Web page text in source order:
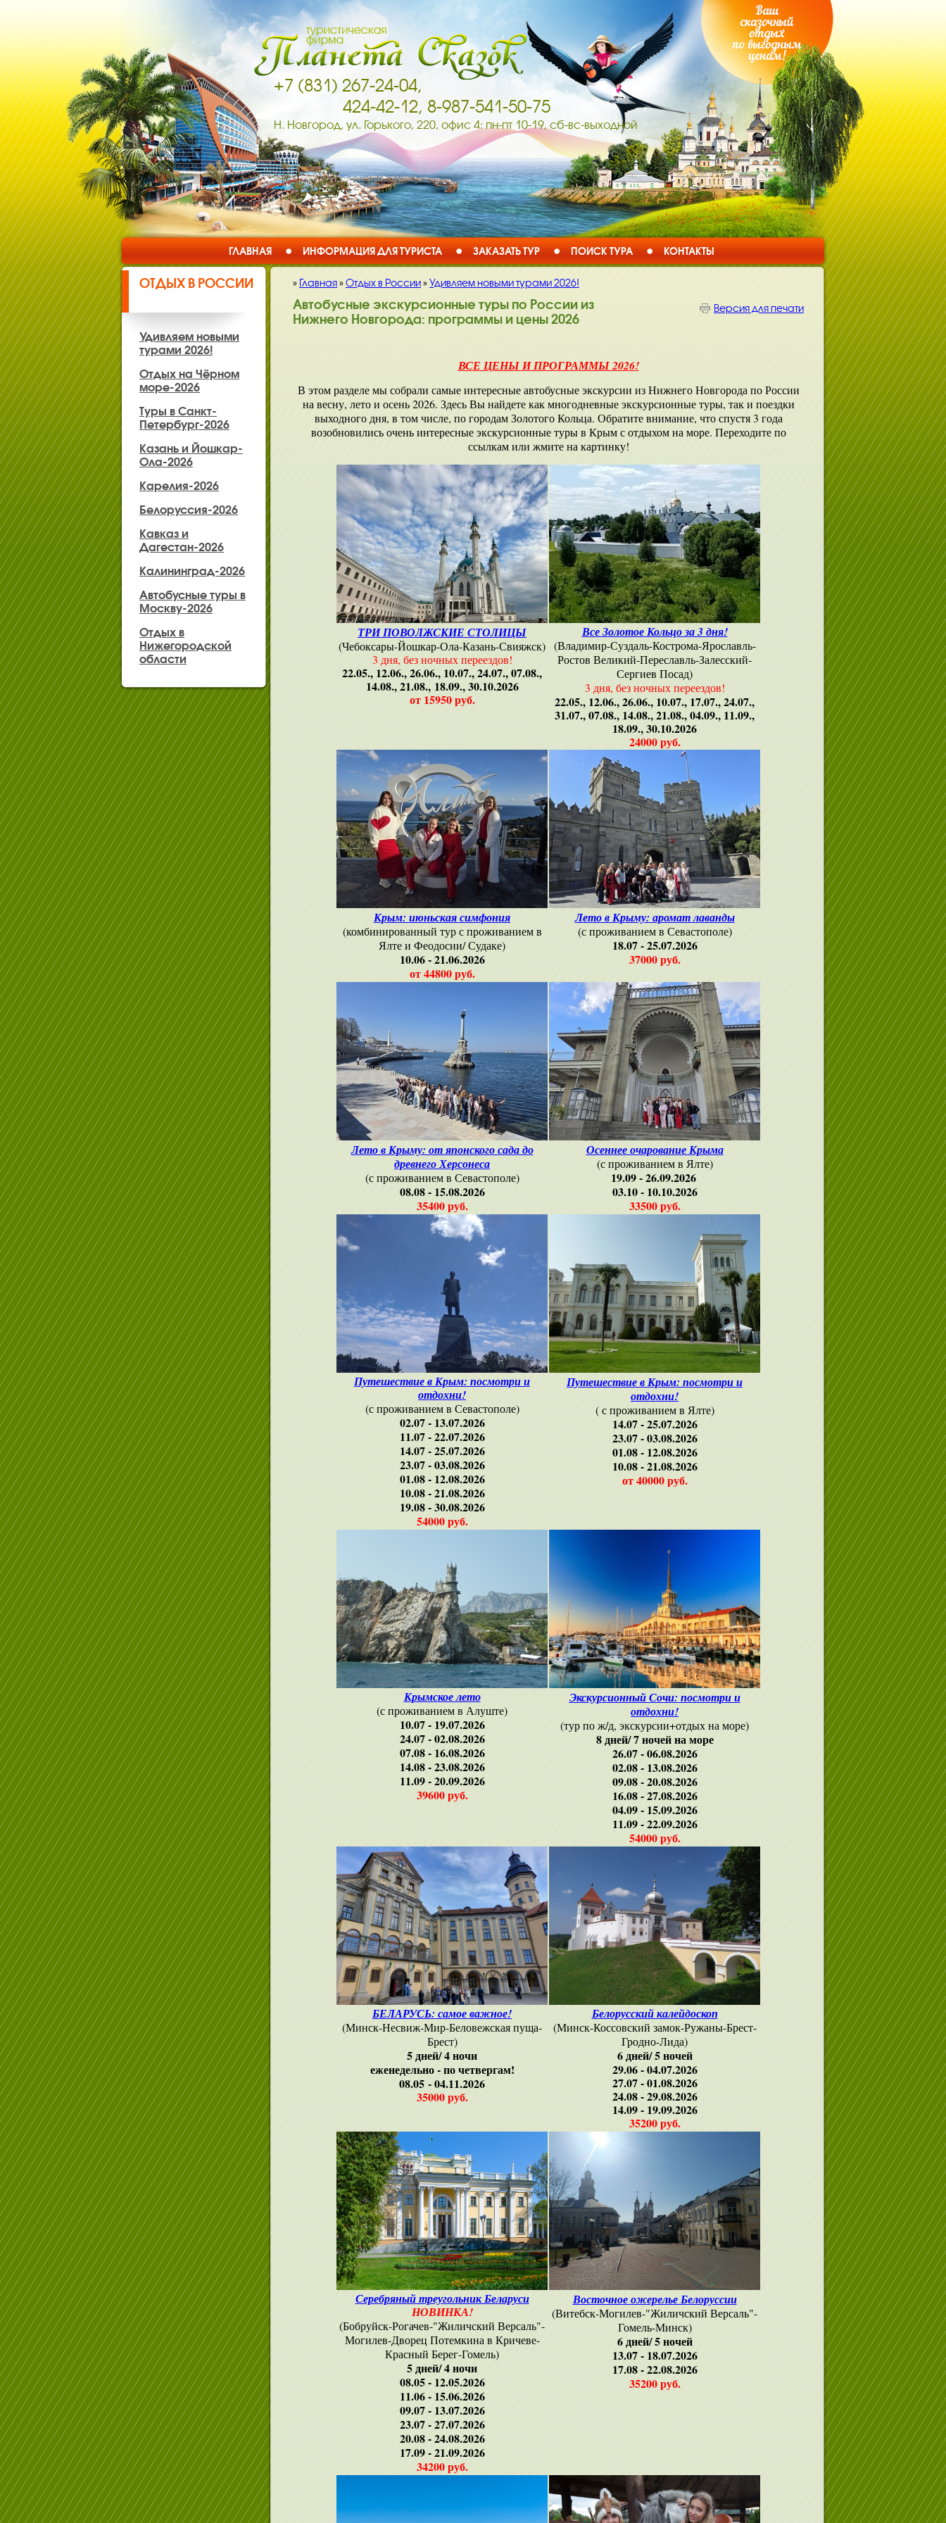
+7 (831) 267-24-04,
424-42-12, 8-987-541-50-75
Н. Новгород, ул. Горького, 220, офис 4: пн-пт 10-19, сб-вс-выходной
ГЛАВНАЯ ИНФОРМАЦИЯ ДЛЯ ТУРИСТА ЗАКАЗАТЬ ТУР ПОИСК ТУРА КОНТАКТЫ
ОТДЫХ В РОССИИ
Удивляем новыми
турами 2026!
Отдых на Чёрном
море-2026
Туры в Санкт-
Петербург-2026
Казань и Йошкар-
Ола-2026
Карелия-2026
Белоруссия-2026
Кавказ и
Дагестан-2026
Калининград-2026
Автобусные туры в
Москву-2026
Отдых в
Нижегородской
области
» Главная»Отдых в России»Удивляем новыми турами 2026!
Версия для печати
Автобусные экскурсионные туры по России из
Нижнего Новгорода: программы и цены 2026
ВСЕ ЦЕНЫ И ПРОГРАММЫ 2026!
В этом разделе мы собрали самые интересные автобусные экскурсии из Нижнего Новгорода по России
на весну, лето и осень 2026. Здесь Вы найдете как многодневные экскурсионные туры, так и поездки
выходного дня, в том числе, по городам Золотого Кольца. Обратите внимание, что спустя 3 года
возобновились очень интересные экскурсионные туры в Крым с отдыхом на море. Переходите по
ссылкам или жмите на картинку!
ТРИ ПОВОЛЖСКИЕ СТОЛИЦЫ
(Чебоксары-Йошкар-Ола-Казань-Свияжск)
3 дня, без ночных переездов!
22.05., 12.06., 26.06., 10.07., 24.07., 07.08.,
14.08., 21.08., 18.09., 30.10.2026
от 15950 руб.
Все Золотое Кольцо за 3 дня!
(Владимир-Суздаль-Кострома-Ярославль-
Ростов Великий-Переславль-Залесский-
Сергиев Посад)
3 дня, без ночных переездов!
22.05., 12.06., 26.06., 10.07., 17.07., 24.07.,
31.07., 07.08., 14.08., 21.08., 04.09., 11.09.,
18.09., 30.10.2026
24000 руб.
Крым: июньская симфония
(комбинированный тур с проживанием в
Ялте и Феодосии/ Судаке)
10.06 - 21.06.2026
от 44800 руб.
Лето в Крыму: аромат лаванды
(с проживанием в Севастополе)
18.07 - 25.07.2026
37000 руб.
Лето в Крыму: от японского сада до
древнего Херсонеса
(с проживанием в Севастополе)
08.08 - 15.08.2026
35400 руб.
Осеннее очарование Крыма
(с проживанием в Ялте)
19.09 - 26.09.2026
03.10 - 10.10.2026
33500 руб.
Путешествие в Крым: посмотри и
отдохни!
(с проживанием в Севастополе)
02.07 - 13.07.2026
11.07 - 22.07.2026
14.07 - 25.07.2026
23.07 - 03.08.2026
01.08 - 12.08.2026
10.08 - 21.08.2026
19.08 - 30.08.2026
54000 руб.
Путешествие в Крым: посмотри и
отдохни!
( с проживанием в Ялте)
14.07 - 25.07.2026
23.07 - 03.08.2026
01.08 - 12.08.2026
10.08 - 21.08.2026
от 40000 руб.
Крымское лето
(с проживанием в Алуште)
10.07 - 19.07.2026
24.07 - 02.08.2026
07.08 - 16.08.2026
14.08 - 23.08.2026
11.09 - 20.09.2026
39600 руб.
Экскурсионный Сочи: посмотри и
отдохни!
(тур по ж/д, экскурсии+отдых на море)
8 дней/ 7 ночей на море
26.07 - 06.08.2026
02.08 - 13.08.2026
09.08 - 20.08.2026
16.08 - 27.08.2026
04.09 - 15.09.2026
11.09 - 22.09.2026
54000 руб.
БЕЛАРУСЬ: самое важное!
(Минск-Несвиж-Мир-Беловежская пуща-
Брест)
5 дней/ 4 ночи
еженедельно - по четвергам!
08.05 - 04.11.2026
35000 руб.
Белорусский калейдоскоп
(Минск-Коссовский замок-Ружаны-Брест-
Гродно-Лида)
6 дней/ 5 ночей
29.06 - 04.07.2026
27.07 - 01.08.2026
24.08 - 29.08.2026
14.09 - 19.09.2026
35200 руб.
Серебряный треугольник Беларуси
НОВИНКА!
(Бобруйск-Рогачев-"Жиличский Версаль"-
Могилев-Дворец Потемкина в Кричеве-
Красный Берег-Гомель)
5 дней/ 4 ночи
08.05 - 12.05.2026
11.06 - 15.06.2026
09.07 - 13.07.2026
23.07 - 27.07.2026
20.08 - 24.08.2026
17.09 - 21.09.2026
34200 руб.
Восточное ожерелье Белоруссии
(Витебск-Могилев-"Жиличский Версаль"-
Гомель-Минск)
6 дней/ 5 ночей
13.07 - 18.07.2026
17.08 - 22.08.2026
35200 руб.